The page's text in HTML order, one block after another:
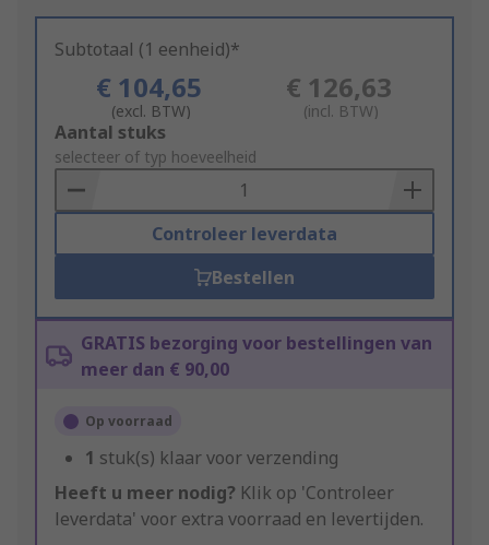
Subtotaal (1 eenheid)*
€ 104,65
(excl. BTW)
€ 126,63
(incl. BTW)
Add
to
Basket
Aantal stuks
selecteer of typ hoeveelheid
Controleer leverdata
Bestellen
GRATIS bezorging voor bestellingen van
meer dan € 90,00
Op voorraad
1 stuk(s) klaar voor verzending
Heeft u meer nodig? Klik op 'Controleer
leverdata' voor extra voorraad en levertijden.